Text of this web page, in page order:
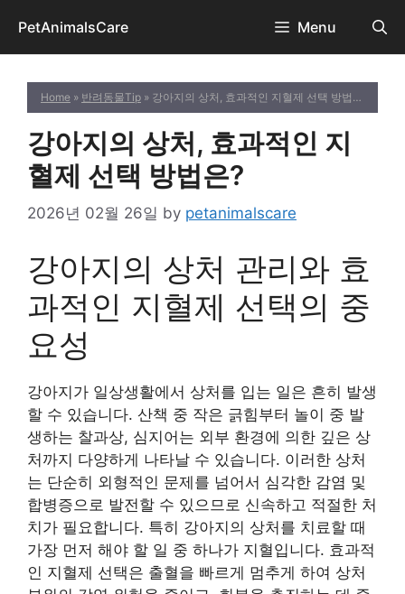
content
PetAnimalsCare Menu
Home » 반려동물Tip » 강아지의 상처, 효과적인 지혈제 선택 방법은?
강아지의 상처, 효과적인 지
혈제 선택 방법은?
2026년 02월 26일 by petanimalscare
강아지의 상처 관리와 효
과적인 지혈제 선택의 중
요성
강아지가 일상생활에서 상처를 입는 일은 흔히 발생
할 수 있습니다. 산책 중 작은 긁힘부터 놀이 중 발
생하는 찰과상, 심지어는 외부 환경에 의한 깊은 상
처까지 다양하게 나타날 수 있습니다. 이러한 상처
는 단순히 외형적인 문제를 넘어서 심각한 감염 및
합병증으로 발전할 수 있으므로 신속하고 적절한 처
치가 필요합니다. 특히 강아지의 상처를 치료할 때
가장 먼저 해야 할 일 중 하나가 지혈입니다. 효과적
인 지혈제 선택은 출혈을 빠르게 멈추게 하여 상처